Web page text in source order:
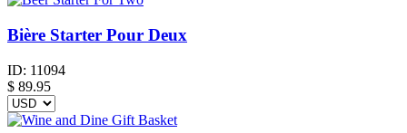
Bière Starter Pour Deux
ID: 11094
$ 89.95